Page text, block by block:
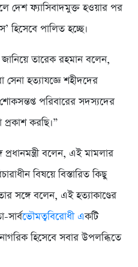
দেশ ফ্যাসিবাদমুক্ত হওয়ার পর
হিসেবে পালিত হচ্ছে।
জানিয়ে তারেক রহমান বলেন,
হত্যাযজ্ঞে শহীদদের
পরিবারের সদস্যদের
করছি।”
প্রধানমন্ত্রী বলেন, এই মামলার
বিষয়ে বিস্তারিত কিছু
সঙ্গে বলেন, এই হত্যাকাণ্ডের
সার্বভৌমত্ববিরোধী একটি
হিসেবে সবার উপলব্ধিতে